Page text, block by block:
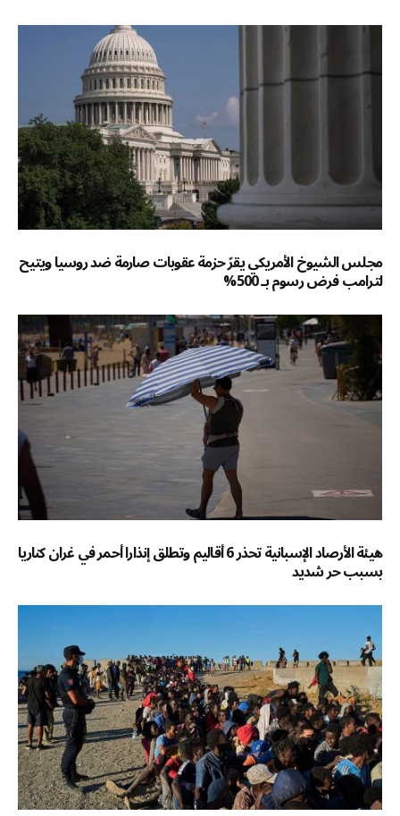
مجلس الشيوخ الأمريكي يقرّ حزمة عقوبات صارمة ضد روسيا ويتيح
لترامب فرض رسوم بـ 500%
هيئة الأرصاد الإسبانية تحذر 6 أقاليم وتطلق إنذارا أحمر في غران كناريا
بسبب حر شديد